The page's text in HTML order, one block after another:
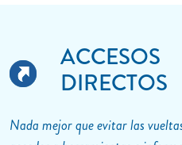
ACCESOS
DIRECTOS
Nada mejor que evitar las